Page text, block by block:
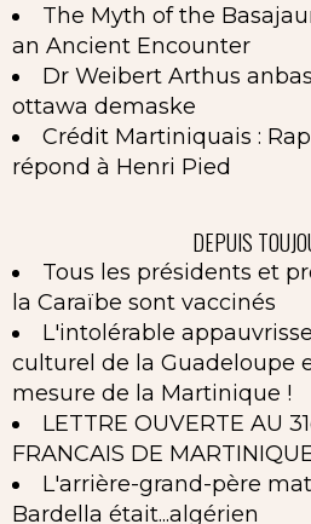
The Myth of the
an Ancient Encounter
Dr Weibert Arthus
ottawa demaske
Crédit Martiniquais :
répond à Henri Pied
DEPUIS
Tous les présidents et
la Caraïbe sont vaccinés
L'intolérable
culturel de la Guadeloupe
mesure de la Martinique !
LETTRE OUVERTE AU
FRANCAIS DE
L'arrière-grand-père
Bardella était...algérien